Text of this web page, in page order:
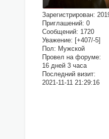
Зарегистрирован:
Приглашений: 0
Сообщений: 1720
Уважение: [+407/-5]
Пол: Мужской
Провел на форуме:
16 дней 3 часа
Последний визит:
2021-11-11 21:29:16